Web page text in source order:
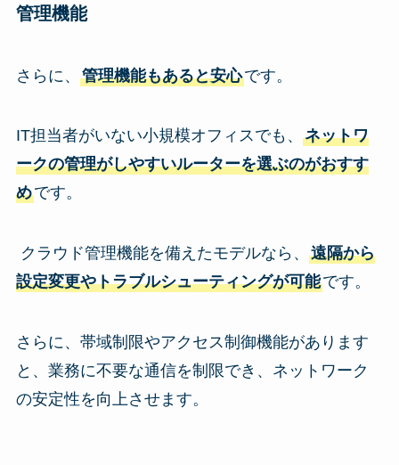
管理機能
さらに、 管理機能もあると安心です。
IT担当者がいない小規模オフィスでも、 ネットワ
ークの管理がしやすいルーターを選ぶのがおすす
めです。
クラウド管理機能を備えたモデルなら、 遠隔から
設定変更やトラブルシューティングが可能です。
さらに、帯域制限やアクセス制御機能があります
と、業務に不要な通信を制限でき、ネットワーク
の安定性を向上させます。